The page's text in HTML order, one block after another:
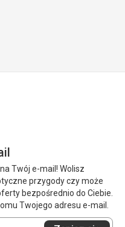
Twój e-mail! Wolisz
przygody czy może
bezpośrednio do Ciebie.
Twojego adresu e-mail.